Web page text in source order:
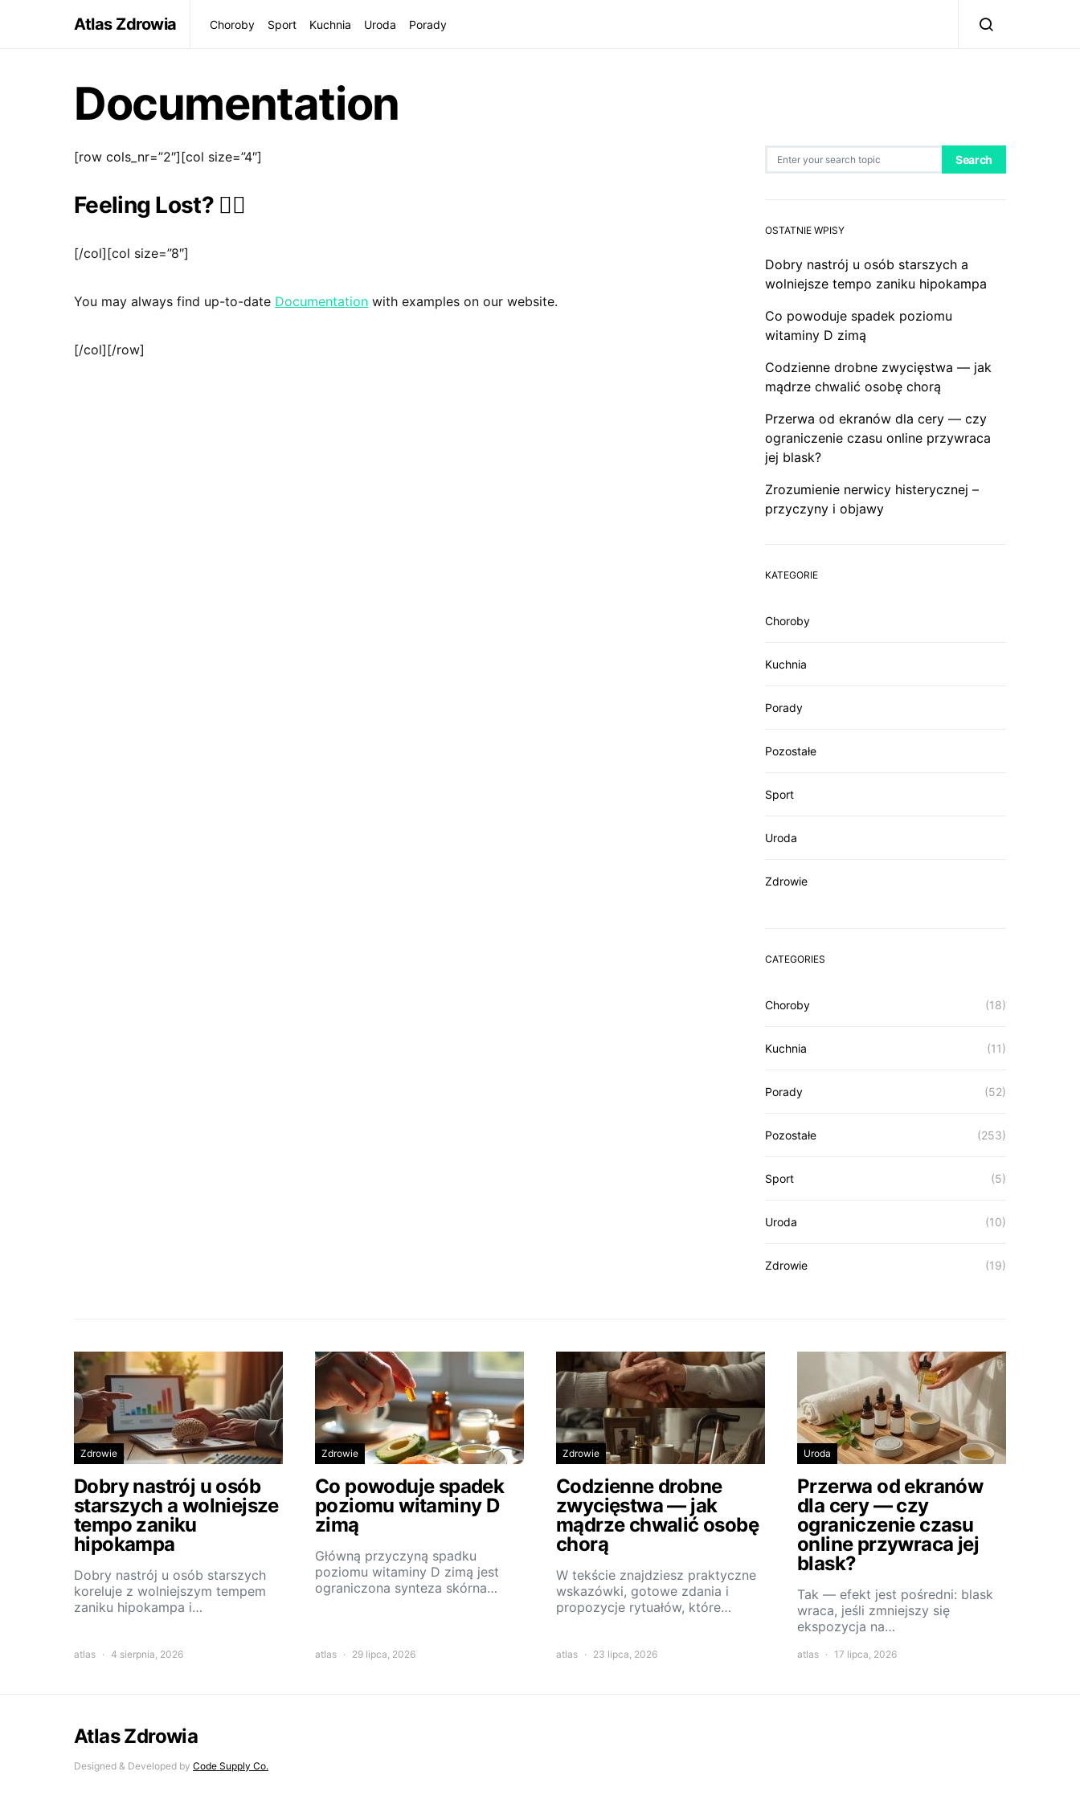
Atlas Zdrowia Choroby Sport Kuchnia Uroda Porady
Documentation
[row cols_nr=”2″][col size=”4″]
Feeling Lost? 🤷‍♀️
[/col][col size=”8″]
You may always find up-to-date Documentation with examples on our website.
[/col][/row]
Search
OSTATNIE WPISY
Dobry nastrój u osób starszych a
wolniejsze tempo zaniku hipokampa
Co powoduje spadek poziomu
witaminy D zimą
Codzienne drobne zwycięstwa — jak
mądrze chwalić osobę chorą
Przerwa od ekranów dla cery — czy
ograniczenie czasu online przywraca
jej blask?
Zrozumienie nerwicy histerycznej –
przyczyny i objawy
KATEGORIE
Choroby
Kuchnia
Porady
Pozostałe
Sport
Uroda
Zdrowie
CATEGORIES
Choroby (18)
Kuchnia (11)
Porady (52)
Pozostałe (253)
Sport (5)
Uroda (10)
Zdrowie (19)
Zdrowie
Dobry nastrój u osób
starszych a wolniejsze
tempo zaniku
hipokampa
Dobry nastrój u osób starszych
koreluje z wolniejszym tempem
zaniku hipokampa i…
atlas 4 sierpnia, 2026
Zdrowie
Co powoduje spadek
poziomu witaminy D
zimą
Główną przyczyną spadku
poziomu witaminy D zimą jest
ograniczona synteza skórna…
atlas 29 lipca, 2026
Zdrowie
Codzienne drobne
zwycięstwa — jak
mądrze chwalić osobę
chorą
W tekście znajdziesz praktyczne
wskazówki, gotowe zdania i
propozycje rytuałów, które…
atlas 23 lipca, 2026
Uroda
Przerwa od ekranów
dla cery — czy
ograniczenie czasu
online przywraca jej
blask?
Tak — efekt jest pośredni: blask
wraca, jeśli zmniejszy się
ekspozycja na…
atlas 17 lipca, 2026
Atlas Zdrowia
Designed & Developed by Code Supply Co.